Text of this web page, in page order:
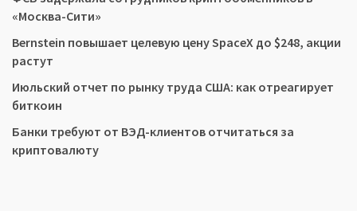
«Москва-Сити»
Bernstein повышает целевую цену SpaceX до $248, акции
растут
Июльский отчет по рынку труда США: как отреагирует
биткоин
Банки требуют от ВЭД-клиентов отчитаться за
криптовалюту